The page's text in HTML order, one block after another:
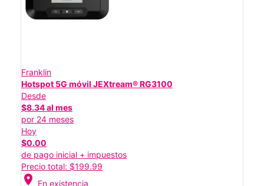
Franklin
Hotspot 5G móvil JEXtream® RG3100
Desde
$8.34 al mes
por 24 meses
Hoy
$0.00
de pago inicial + impuestos
Precio total: $199.99
location_on En existencia